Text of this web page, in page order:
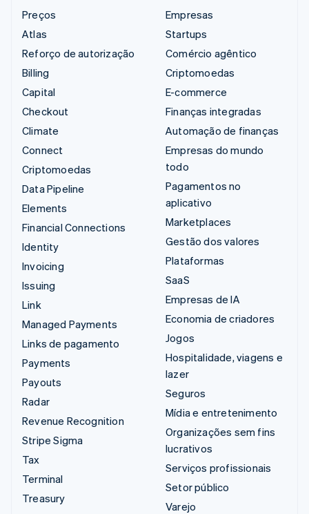
Preços
Atlas
Reforço de autorização
Billing
Capital
Checkout
Climate
Connect
Criptomoedas
Data Pipeline
Elements
Financial Connections
Identity
Invoicing
Issuing
Link
Managed Payments
Links de pagamento
Payments
Payouts
Radar
Revenue Recognition
Stripe Sigma
Tax
Terminal
Treasury
Empresas
Startups
Comércio agêntico
Criptomoedas
E-commerce
Finanças integradas
Automação de finanças
Empresas do mundo
todo
Pagamentos no
aplicativo
Marketplaces
Gestão dos valores
Plataformas
SaaS
Empresas de IA
Economia de criadores
Jogos
Hospitalidade, viagens e
lazer
Seguros
Mídia e entretenimento
Organizações sem fins
lucrativos
Serviços profissionais
Setor público
Varejo